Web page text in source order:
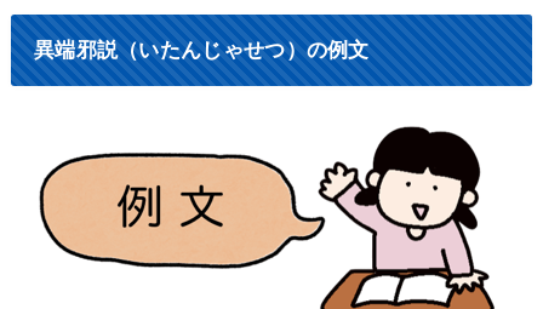
異端邪説（いたんじゃせつ）の例文